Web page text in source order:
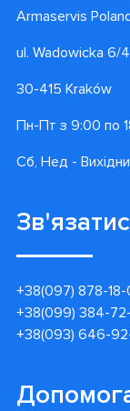
Armaservis
ul. Wadowicka 6/
30-415 Kraków
Пн-Пт з 9:00 по
Сб, Нед -
+38(097) 878-
+38(099) 384-
+38(093) 646-